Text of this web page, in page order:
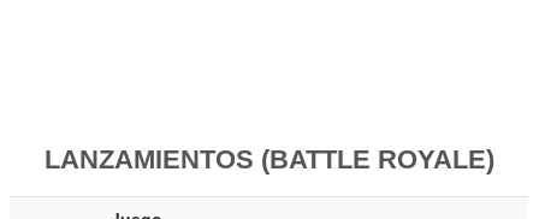
LANZAMIENTOS (BATTLE ROYALE)